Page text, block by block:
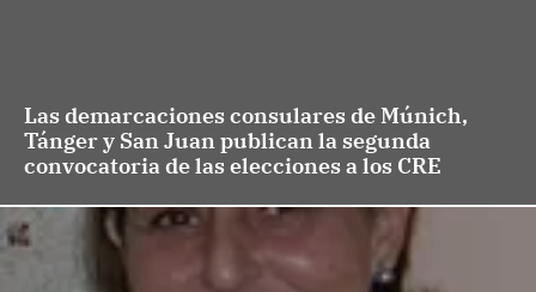
Las demarcaciones consulares de Múnich,
Tánger y San Juan publican la segunda
convocatoria de las elecciones a los CRE